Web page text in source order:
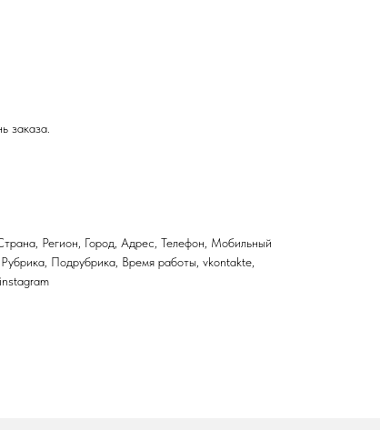
заказа.
Регион, Город, Адрес, Телефон, Мобильный
Подрубрика, Время работы, vkontakte,